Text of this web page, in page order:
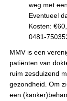
weg met
Eventueel
Kosten:
0481-
MMV is een
patiënten van
ruim zesduizend
gezondheid. Om
een